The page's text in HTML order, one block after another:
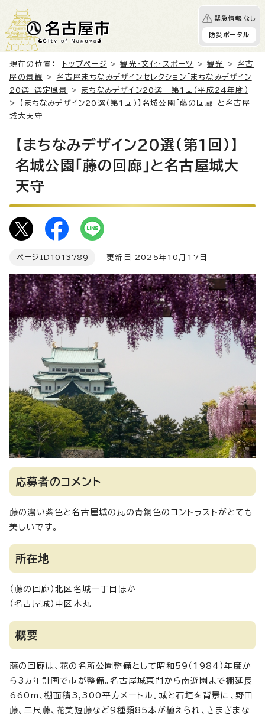
緊急情報なし
防災ポータル
現在の位置： トップページ >観光・文化・スポーツ >観光 > 名古
屋の景観
> 名古屋まちなみデザインセレクション「まちなみデザイン
20選」選定風景
> まちなみデザイン20選 第1回（平成24年度）
> 【まちなみデザイン20選(第1回)】名城公園「藤の回廊」と名古屋
城大天守
【まちなみデザイン20選(第1回)】
名城公園「藤の回廊」と名古屋城大
天守
ページID 1013789 更新日 2025年10月17日
応募者のコメント
藤の濃い紫色と名古屋城の瓦の青銅色のコントラストがとても
美しいです。
所在地
（藤の回廊）北区名城一丁目ほか
（名古屋城）中区本丸
概要
藤の回廊は、花の名所公園整備として昭和59（1984）年度か
ら3ヵ年計画で市が整備。名古屋城東門から南遊園まで棚延長
660m、棚面積3,300平方メートル。城と石垣を背景に、野田
藤、三尺藤、花美短藤など9種類85本が植えられ、さまざまな